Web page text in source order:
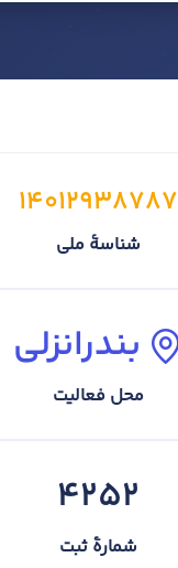
14012938787
شناسهٔ ملی
بندرانزلی
محل فعالیت
4252
شمارهٔ ثبت